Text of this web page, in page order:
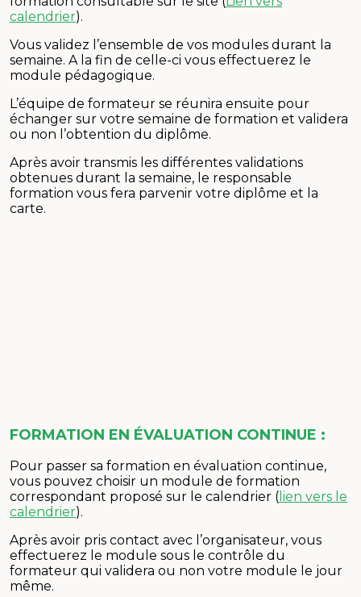
calendrier).
Vous validez l’ensemble de vos modules durant la
semaine. A la fin de celle-ci vous effectuerez le
module pédagogique.
L’équipe de formateur se réunira ensuite pour
échanger sur votre semaine de formation et validera
ou non l’obtention du diplôme.
Après avoir transmis les différentes validations
obtenues durant la semaine, le responsable
formation vous fera parvenir votre diplôme et la
carte.
FORMATION EN ÉVALUATION CONTINUE :
Pour passer sa formation en évaluation continue,
vous pouvez choisir un module de formation
correspondant proposé sur le calendrier ( lien vers le
calendrier).
Après avoir pris contact avec l’organisateur, vous
effectuerez le module sous le contrôle du
formateur qui validera ou non votre module le jour
même.